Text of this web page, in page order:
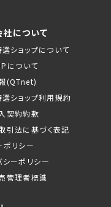
について
ショップについて
について
(QTnet)
ショップ利用規約
契約約款
引法に基づく表記
ポリシー
シーポリシー
管理者標識